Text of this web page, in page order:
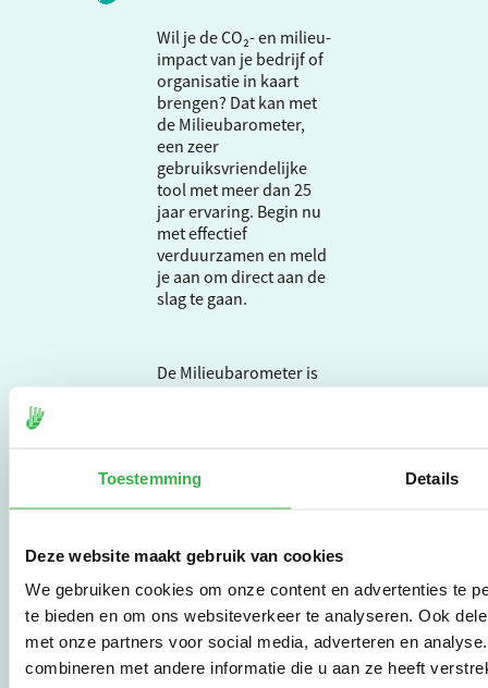
Toestemming Details
Deze website maakt gebruik van cookies
We gebruiken cookies om onze content en advertenties te
te bieden en om ons websiteverkeer te analyseren. Ook
met onze partners voor social media, adverteren en
combineren met andere informatie die u aan ze heeft
Wil je de CO₂- en milieu-
impact van je bedrijf of
organisatie in kaart
brengen? Dat kan met
de Milieubarometer,
een zeer
gebruiksvriendelijke
tool met meer dan 25
jaar ervaring. Begin nu
met effectief
verduurzamen en meld
je aan om direct aan de
slag te gaan.
De Milieubarometer is
vraag om
duurzaamheid naar
instrumenten en
werkwijzen voor
bedrijven,
brancheverenigingen,
overheden en